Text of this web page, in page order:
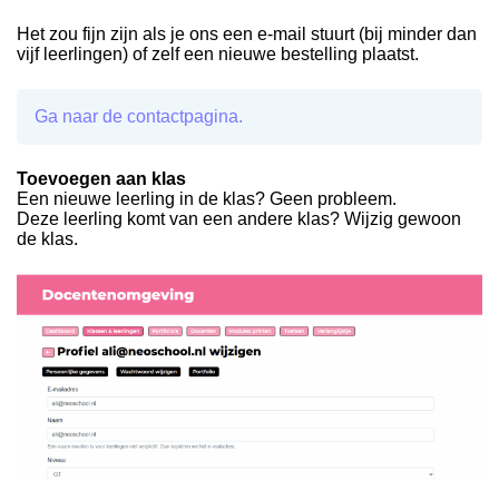
Het zou fijn zijn als je ons een e-mail stuurt (bij minder dan
vijf leerlingen) of zelf een nieuwe bestelling plaatst.
Ga naar de contactpagina.
Toevoegen aan klas
Een nieuwe leerling in de klas? Geen probleem.
Deze leerling komt van een andere klas? Wijzig gewoon
de klas.